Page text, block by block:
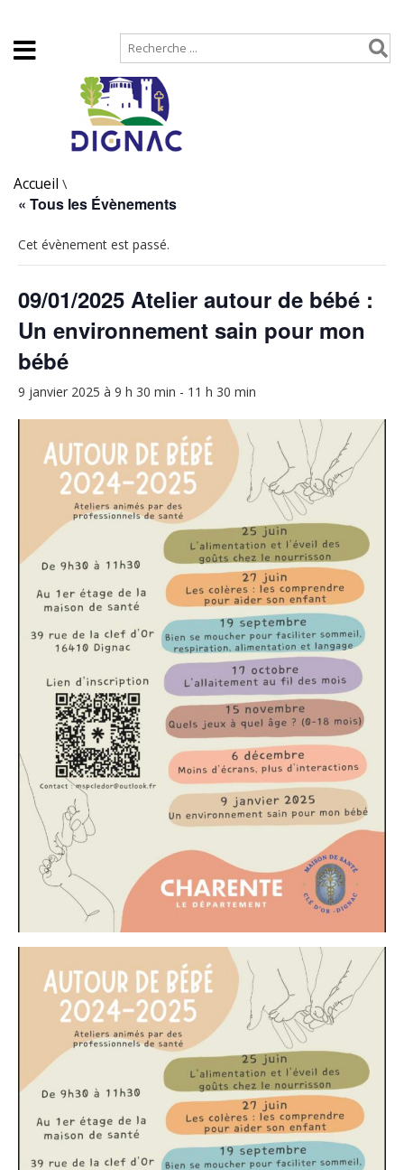
Accueil \
« Tous les Évènements
Cet évènement est passé.
09/01/2025 Atelier autour de bébé :
Un environnement sain pour mon
bébé
9 janvier 2025 à 9 h 30 min - 11 h 30 min